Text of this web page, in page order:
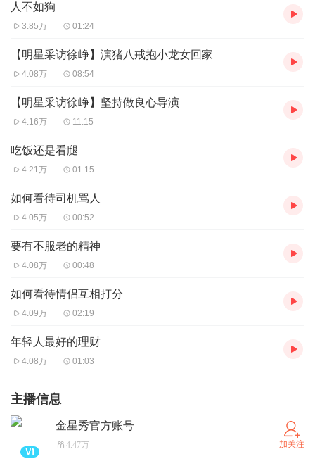
人不如狗
3.85万 01:24
【明星采访徐峥】演猪八戒抱小龙女回家
4.08万 08:54
【明星采访徐峥】坚持做良心导演
4.16万 11:15
吃饭还是看腿
4.21万 01:15
如何看待司机骂人
4.05万 00:52
要有不服老的精神
4.08万 00:48
如何看待情侣互相打分
4.09万 02:19
年轻人最好的理财
4.08万 01:03
主播信息
金星秀官方账号
4.47万 加关注